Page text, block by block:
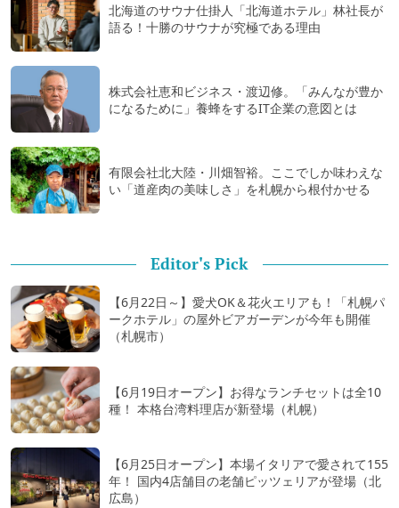
北海道のサウナ仕掛人「北海道ホテル」林社長が
語る！十勝のサウナが究極である理由
株式会社恵和ビジネス・渡辺修。「みんなが豊か
になるために」養蜂をするIT企業の意図とは
有限会社北大陸・川畑智裕。ここでしか味わえな
い「道産肉の美味しさ」を札幌から根付かせる
Editor's Pick
【6月22日～】愛犬OK＆花火エリアも！「札幌パ
ークホテル」の屋外ビアガーデンが今年も開催
（札幌市）
【6月19日オープン】お得なランチセットは全10
種！ 本格台湾料理店が新登場（札幌）
【6月25日オープン】本場イタリアで愛されて155
年！ 国内4店舗目の老舗ピッツェリアが登場（北
広島）